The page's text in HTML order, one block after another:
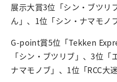
展示大賞3位「シン・ブツリ
ん」、1位「シン・ナマモノブ
G-point賞5位「Tekken
「シン・ブツリブ」、3位「
ナマモノブ」、1位「RCC大迷